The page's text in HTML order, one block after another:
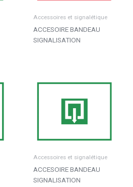
Accessoires et signalétique
ACCESOIRE BANDEAU
SIGNALISATION
Accessoires et signalétique
ACCESOIRE BANDEAU
SIGNALISATION